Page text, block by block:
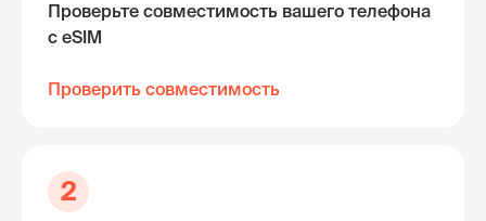
Проверьте совместимость вашего телефона
с eSIM
Проверить совместимость
2